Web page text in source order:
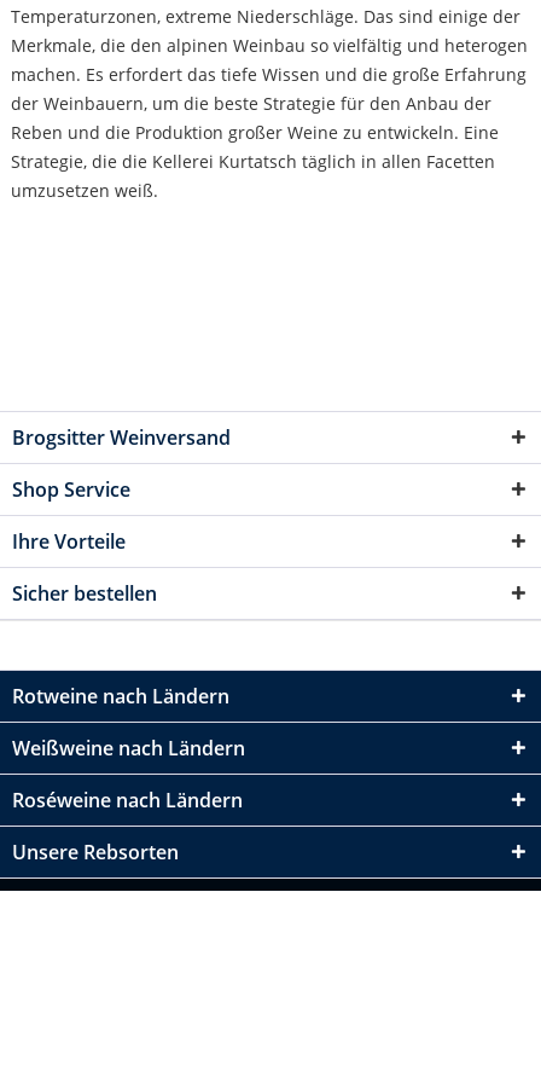
Temperaturzonen, extreme Niederschläge. Das sind einige der
Merkmale, die den alpinen Weinbau so vielfältig und heterogen
machen. Es erfordert das tiefe Wissen und die große Erfahrung
der Weinbauern, um die beste Strategie für den Anbau der
Reben und die Produktion großer Weine zu entwickeln. Eine
Strategie, die die Kellerei Kurtatsch täglich in allen Facetten
umzusetzen weiß.
Brogsitter Weinversand
Shop Service
Ihre Vorteile
Sicher bestellen
Rotweine nach Ländern
Weißweine nach Ländern
Roséweine nach Ländern
Unsere Rebsorten